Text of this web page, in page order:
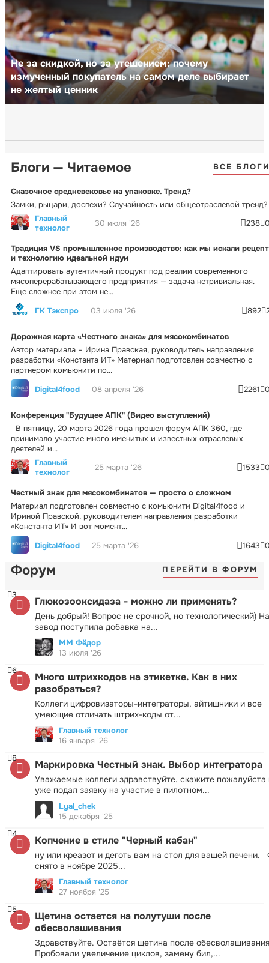
Не за скидкой, но за утешением: почему
измученный покупатель на самом деле выбирает
не желтый ценник
Блоги — Читаемое ВСЕ
Сказочное средневековье на упаковке. Тренд?
Замки, рыцари, доспехи? Случайность или общеотраслевой тренд?
Главный
технолог
30 июля '26 238
Традиция VS промышленное производство: как мы искали рецепт
и технологию идеальной ндуи
Адаптировать аутентичный продукт под реалии современного
мясоперерабатывающего предприятия — задача нетривиальная.
Еще сложнее при этом не...
ГК Тэкспро
03 июля '26 892
Дорожная карта «Честного знака» для мясокомбинатов
Автор материала – Ирина Правская, руководитель направления
разработки «Константа ИТ» Материал подготовлен совместно с
партнером комьюнити по...
Digital4food
08 апреля '26 2261
Конференция "Будущее АПК" (Видео выступлений)
В пятницу, 20 марта 2026 года прошел форум АПК 360, где
принимало участие много именитых и известных отраслевых
деятелей и...
Главный
технолог
25 марта '26 1533
Честный знак для мясокомбинатов — просто о сложном
Материал подготовлен совместно с комьюнити Digital4food и
Ириной Правской, руководителем направления разработки
«Константа ИТ» И вот момент...
Digital4food
25 марта '26 1643
Форум ПЕРЕЙТИ В ФОРУМ
Глюкозооксидаза - можно ли применять?
День добрый! Вопрос не срочной, но технологический) На
завод поступила добавка на...
3
ММ Фёдор
13 июля '26
Много штрихкодов на этикетке. Как в них
разобраться?
Коллеги цифровизаторы-интеграторы, айтишники и все
умеющие отличать штрих-коды от...
6
Главный технолог
16 января '26
Маркировка Честный знак. Выбор интегратора
Уважаемые коллеги здравствуйте. скажите пожалуйста
уже подал заявку на участие в пилотном...
8
Lyal_chek
15 декабря '25
Копчение в стиле "Черный кабан"
ну или креазот и деготь вам на стол для вашей печени.
снято в ноябре 2025...
4
Главный технолог
27 ноября '25
Щетина остается на полутуши после
обесволашивания
Здравствуйте. Остаётся щетина после
Пробовали увеличение циклов, замену бил,...
5